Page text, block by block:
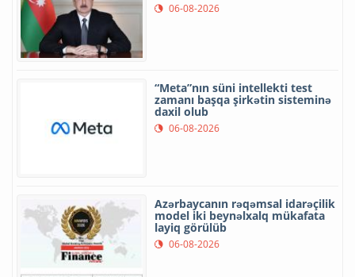
06-08-2026
“Meta”nın süni intellekti test
zamanı başqa şirkətin sisteminə
daxil olub
06-08-2026
Azərbaycanın rəqəmsal idarəçilik
model iki beynəlxalq mükafata
layiq görülüb
06-08-2026